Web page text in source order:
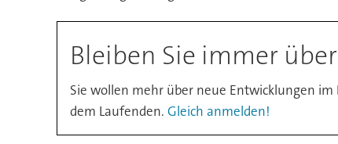
Bleiben Sie immer
Sie wollen mehr über neue Entwicklungen
dem Laufenden. Gleich anmelden!